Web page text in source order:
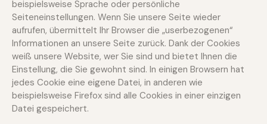
beispielsweise Sprache oder persönliche
Seiteneinstellungen. Wenn Sie unsere Seite wieder
aufrufen, übermittelt Ihr Browser die „userbezogenen“
Informationen an unsere Seite zurück. Dank der Cookies
weiß unsere Website, wer Sie sind und bietet Ihnen die
Einstellung, die Sie gewohnt sind. In einigen Browsern hat
jedes Cookie eine eigene Datei, in anderen wie
beispielsweise Firefox sind alle Cookies in einer einzigen
Datei gespeichert.